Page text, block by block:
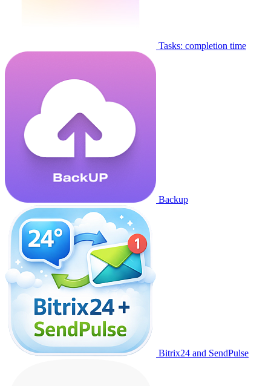
Tasks: completion time
Backup
Bitrix24 and SendPulse